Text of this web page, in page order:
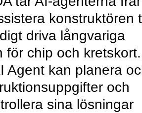
konstruktören
driva långvariga
för chip och kretskort.
Agent kan planera
och
sina lösningar